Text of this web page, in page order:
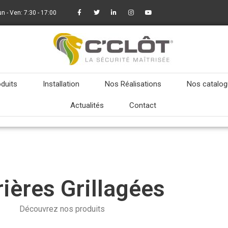
- Ven: 7:30 - 17:00
Installation Nos Réalisations Nos
Actualités Contact
Grillagées
Découvrez nos produits